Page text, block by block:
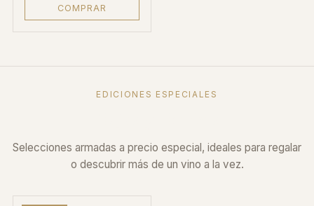
COMPRAR
EDICIONES ESPECIALES
Selecciones armadas a precio especial, ideales para regalar
o descubrir más de un vino a la vez.